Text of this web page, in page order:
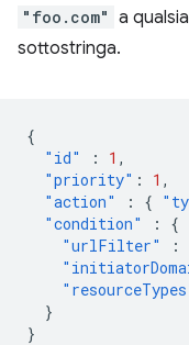
"foo.com" a
sottostringa.
{
"id"
: 1 ,
"priority" : 1 ,
"action"
: {
"condition"
:
{
"urlFilter"
:
}
}